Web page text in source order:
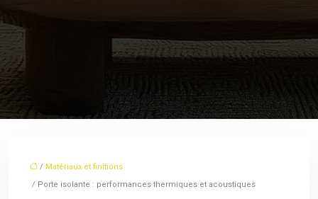
/ Matériaux et finitions
/ Porte isolante : performances thermiques et acoustiques